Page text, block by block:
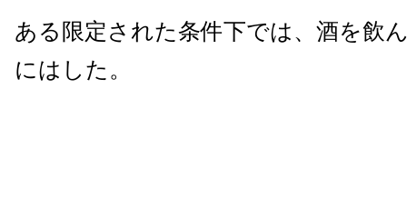
ある限定された条件下では、酒を飲
にはした。